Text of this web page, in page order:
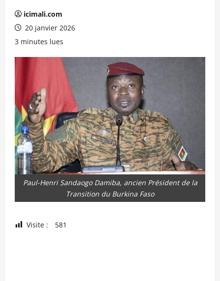
icimali.com
20 janvier 2026
3 minutes lues
Paul-Henri Sandaogo Damiba, ancien Président de la
Transition du Burkina Faso
Visite : 581